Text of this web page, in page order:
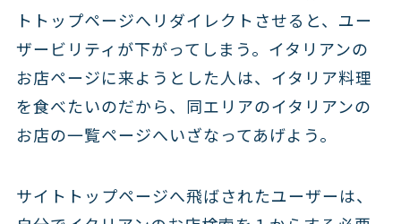
トトップページへリダイレクトさせると、ユー
ザービリティが下がってしまう。イタリアンの
お店ページに来ようとした人は、イタリア料理
を食べたいのだから、同エリアのイタリアンの
お店の一覧ページへいざなってあげよう。
サイトトップページへ飛ばされたユーザーは、